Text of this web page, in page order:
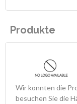
Produkte
Wir konnten die
besuchen Sie die